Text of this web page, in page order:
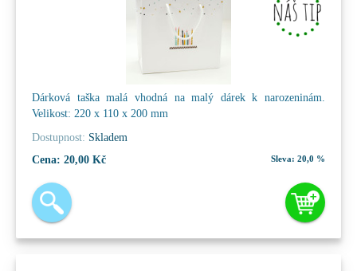
Dárková taška malá vhodná na malý dárek k narozeninám.
Velikost: 220 x 110 x 200 mm
Dostupnost: Skladem
Cena: 20,00 Kč Sleva: 20,0 %